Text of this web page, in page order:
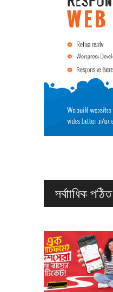
সর্বাাধিক পঠিত